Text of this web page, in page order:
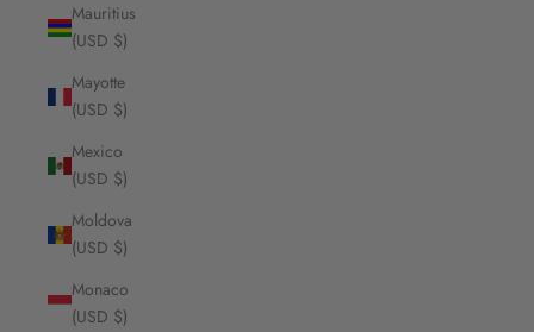
Mauritius
(USD $)
Mayotte
(USD $)
Mexico
(USD $)
Moldova
(USD $)
Monaco
(USD $)